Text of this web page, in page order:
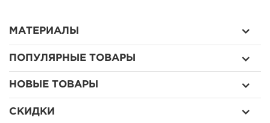
МАТЕРИАЛЫ
ПОПУЛЯРНЫЕ ТОВАРЫ
НОВЫЕ ТОВАРЫ
СКИДКИ